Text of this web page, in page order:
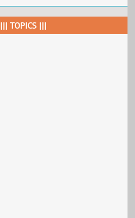
||| TOPICS |||